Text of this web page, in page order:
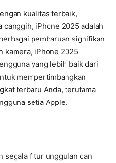
kualitas terbaik,
canggih, iPhone 2025 adalah
pembaruan signifikan
kamera, iPhone 2025
yang lebih baik dari
mempertimbangkan
terbaru Anda, terutama
setia Apple.
segala fitur unggulan dan